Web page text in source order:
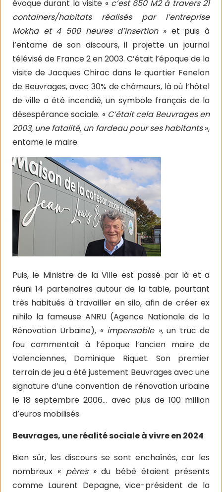
évoque durant la visite « c’est 650 M2 à travers 21
containers/habitats réalisés par l’entreprise
Mokha et 4 500 heures d’insertion» et puis à
l’entame de son discours, il projette un journal
télévisé de France 2 en 2003. C’était l’époque de la
visite de Jacques Chirac dans le quartier Fenelon
de Beuvrages, avec 30% de chômeurs, là où l’hôtel
de ville a été incendié, un symbole français de la
désespérance sociale. « C’était cela Beuvrages en
2003, une fatalité, un fardeau pour ses habitants»,
entame le maire.
Puis, le Ministre de la Ville est passé par là et a
réuni 14 partenaires autour de la table, pourtant
très habitués à travailler en silo, afin de créer ex
nihilo la fameuse ANRU (Agence Nationale de la
Rénovation Urbaine), « impensable », un truc de
fou commentait à l’époque l’ancien maire de
Valenciennes, Dominique Riquet. Son premier
terrain de jeu a été justement Beuvrages avec une
signature d’une convention de rénovation urbaine
le 18 septembre 2006… avec plus de 100 million
d’euros mobilisés.
Beuvrages, une réalité sociale à vivre en 2024
Bien sûr, les discours se sont enchaînés, car les
nombreux « pères» du bébé étaient présents
comme Laurent Depagne, vice-président de la